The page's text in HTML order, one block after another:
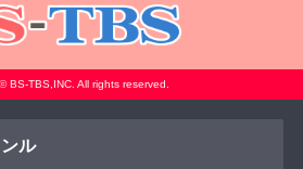
BS-TBS,INC. All rights reserved.
ル